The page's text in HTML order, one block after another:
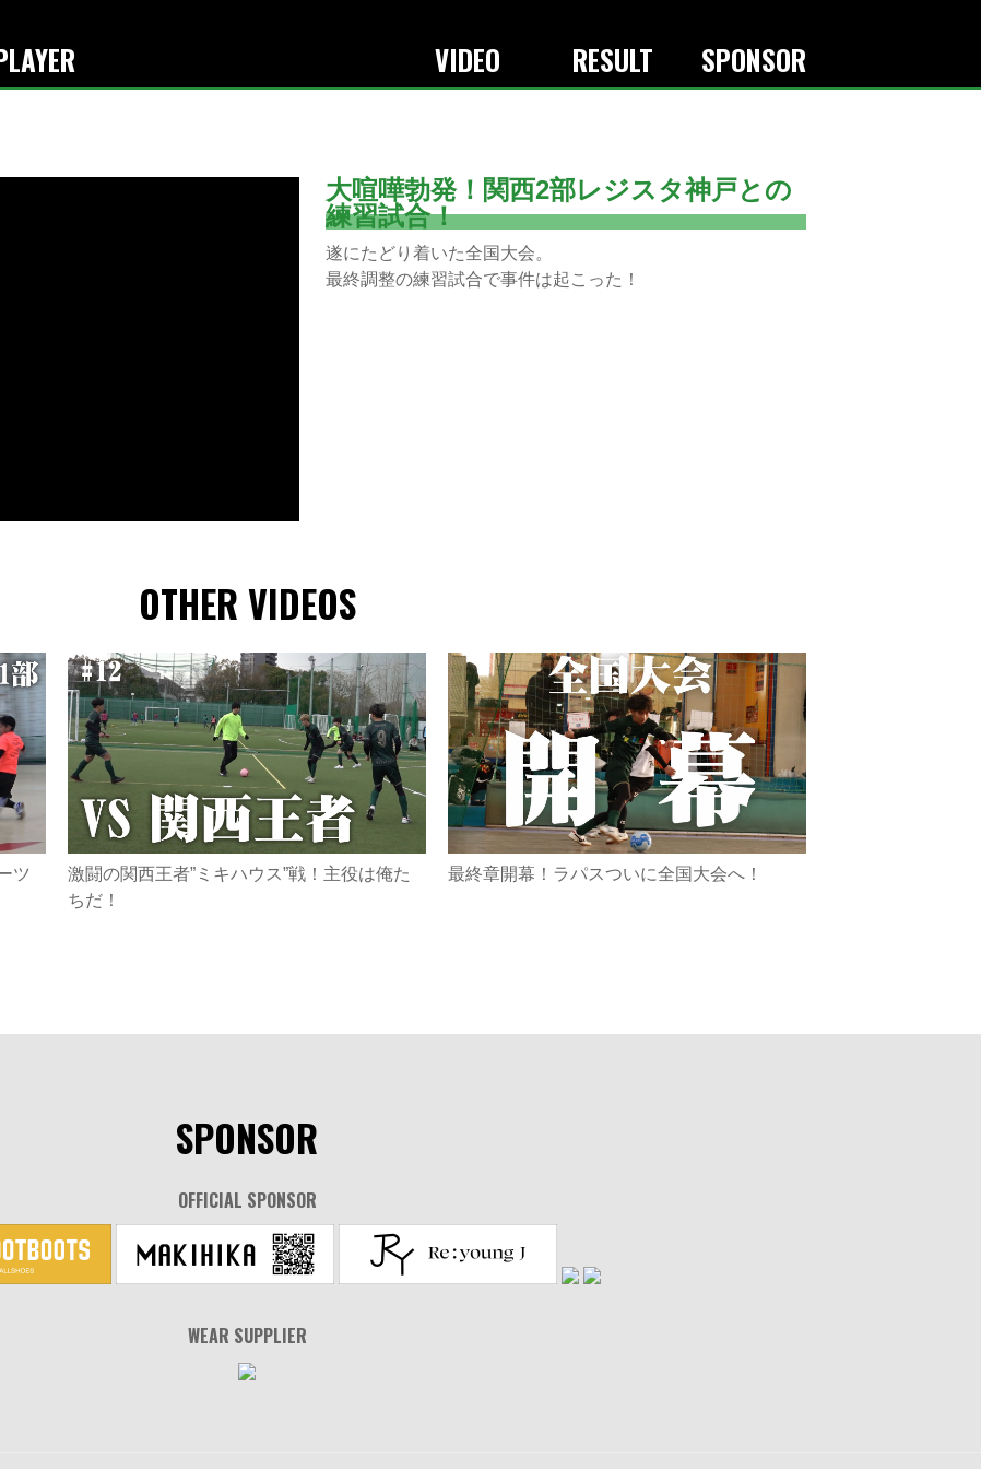
SPONSOR
RESULT
VIDEO
大喧嘩勃発！関西2部レジスタ神戸との
練習試合！
遂にたどり着いた全国大会。
最終調整の練習試合で事件は起こった！
OTHER VIDEOS
ツ
激闘の関西王者”ミキハウス”戦！主役は俺た
ちだ！
最終章開幕！ラパスついに全国大会へ！
SPONSOR
OFFICIAL SPONSOR
WEAR SUPPLIER